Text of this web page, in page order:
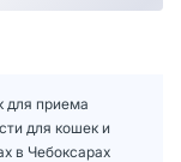
для приема
для кошек и
в Чебоксарах